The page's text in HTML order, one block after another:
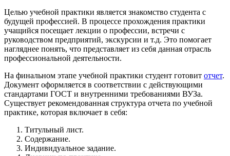
Целью учебной практики является знакомство студента с
будущей профессией. В процессе прохождения практики
учащийся посещает лекции о профессии, встречи с
руководством предприятий, экскурсии и т.д. Это помогает
нагляднее понять, что представляет из себя данная отрасль
профессиональной деятельности.
На финальном этапе учебной практики студент готовит отчет.
Документ оформляется в соответствии с действующими
стандартами ГОСТ и внутренними требованиями ВУЗа.
Существует рекомендованная структура отчета по учебной
практике, которая включает в себя:
Титульный лист.
Содержание.
Индивидуальное задание.